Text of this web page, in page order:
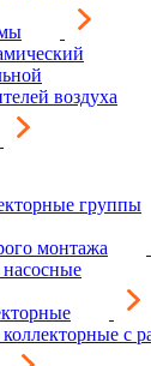
воздуха
группы
монтажа
с